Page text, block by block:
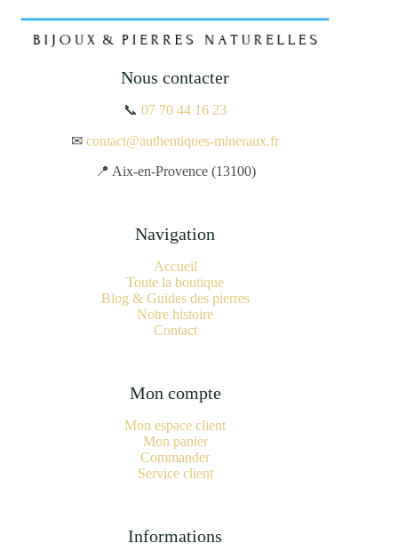
Nous contacter
📞07 70 44 16 23
✉contact@authentiques-mineraux.fr
📍 Aix-en-Provence (13100)
Navigation
Accueil
Toute la boutique
Blog & Guides des pierres
Notre histoire
Contact
Mon compte
Mon espace client
Mon panier
Commander
Service client
Informations